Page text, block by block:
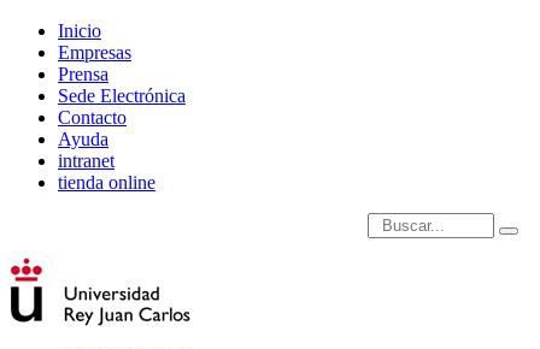
Inicio
Empresas
Prensa
Sede Electrónica
Contacto
Ayuda
intranet
tienda online
Introduce términos de